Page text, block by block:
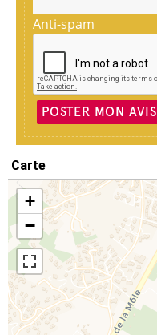
Anti-spam
POSTER MON AVIS
Carte
+
−